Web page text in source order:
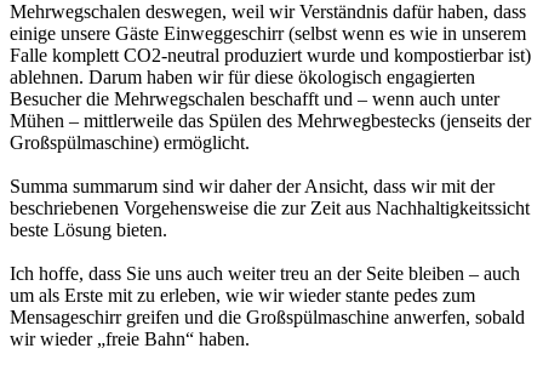
Mehrwegschalen deswegen, weil wir Verständnis dafür haben, dass
einige unsere Gäste Einweggeschirr (selbst wenn es wie in unserem
Falle komplett CO2-neutral produziert wurde und kompostierbar ist)
ablehnen. Darum haben wir für diese ökologisch engagierten
Besucher die Mehrwegschalen beschafft und – wenn auch unter
Mühen – mittlerweile das Spülen des Mehrwegbestecks (jenseits der
Großspülmaschine) ermöglicht.
Summa summarum sind wir daher der Ansicht, dass wir mit der
beschriebenen Vorgehensweise die zur Zeit aus Nachhaltigkeitssicht
beste Lösung bieten.
Ich hoffe, dass Sie uns auch weiter treu an der Seite bleiben – auch
um als Erste mit zu erleben, wie wir wieder stante pedes zum
Mensageschirr greifen und die Großspülmaschine anwerfen, sobald
wir wieder „freie Bahn“ haben.